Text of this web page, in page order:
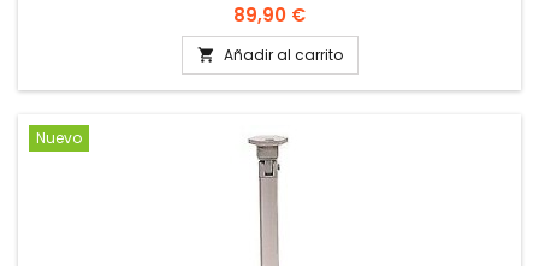
Precio
89,90 €
 Añadir al carrito
Nuevo